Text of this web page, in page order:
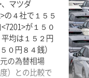
マツダ
の４社で１５５
が１５０
均は１５２円
０円８４銭）
の為替相場
）との比較で